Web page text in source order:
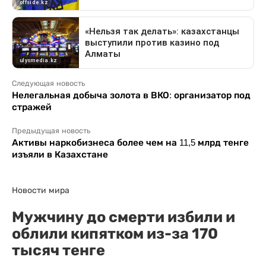
Следующая новость
Нелегальная добыча золота в ВКО: организатор под
стражей
Предыдущая новость
Активы наркобизнеса более чем на 11,5 млрд тенге
изъяли в Казахстане
Новости мира
Мужчину до смерти избили и
облили кипятком из-за 170
тысяч тенге